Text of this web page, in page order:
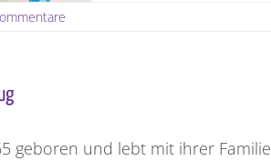
geboren und lebt mit ihrer